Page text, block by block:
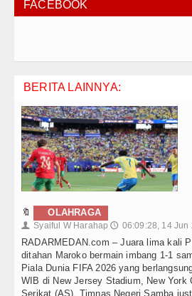
FACEBOOK
BERITA LAINNYA:
🔖 OLAHRAGA
👤 Syaiful W Harahap 🕔 06:09:28, 14 Jun
RADARMEDAN.com – Juara lima kali
ditahan Maroko bermain imbang 1-1
Piala Dunia FIFA 2026 yang
WIB di New Jersey Stadium, New York
Serikat (AS). Timnas Negeri Samba